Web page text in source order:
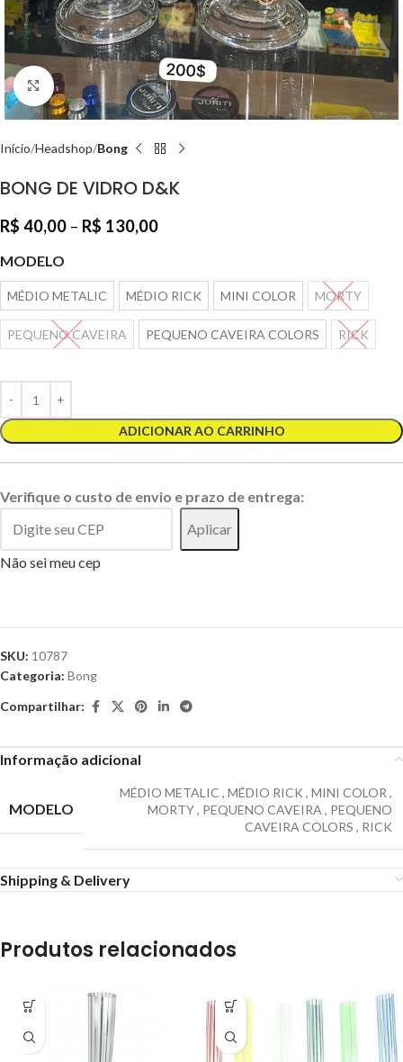
Clique para ampliar
Início Headshop Bong
BONG DE VIDRO D&K
R$ 40,00 – R$ 130,00
MODELO
MÉDIO METALIC MÉDIO RICK MINI COLOR MORTY
PEQUENO CAVEIRA PEQUENO CAVEIRA COLORS RICK
ADICIONAR AO CARRINHO
Verifique o custo de envio e prazo de entrega:
Aplicar
Não sei meu cep
SKU: 10787
Categoria: Bong
Compartilhar:
Informação adicional
MODELO
MÉDIO METALIC , MÉDIO RICK , MINI COLOR ,
MORTY, PEQUENO CAVEIRA , PEQUENO
CAVEIRA COLORS , RICK
Shipping & Delivery
Produtos relacionados